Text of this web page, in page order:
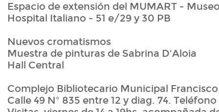
Espacio de extensión del MUMART -
Hospital Italiano - 51 e/29 y 30 PB
Nuevos cromatismos
Muestra de pinturas de Sabrina D'Aloia
Hall Central
Complejo Bibliotecario Municipal
Calle 49 Nº 835 entre 12 y diag. 74. Teléfono